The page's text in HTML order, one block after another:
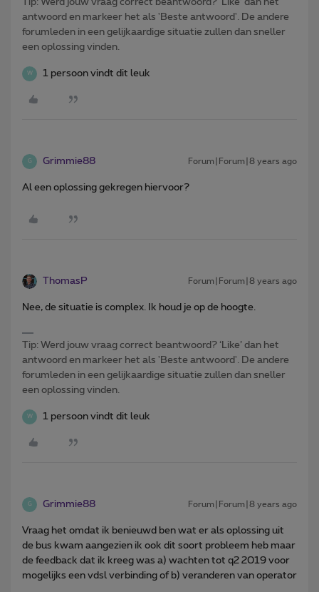
antwoord en markeer het als 'Beste antwoord'. De andere
forumleden in een gelijkaardige situatie zullen dan sneller
een oplossing vinden.
W 1 persoon vindt dit leuk
G Grimmie88 Forum|Forum|8 years ago
Al een oplossing gekregen hiervoor?
ThomasP Forum|Forum|8 years ago
Nee, de situatie is complex. Ik houd je op de hoogte.
Tip: Werd jouw vraag correct beantwoord? ‘Like’ dan het
antwoord en markeer het als 'Beste antwoord'. De andere
forumleden in een gelijkaardige situatie zullen dan sneller
een oplossing vinden.
W 1 persoon vindt dit leuk
G Grimmie88 Forum|Forum|8 years ago
Vraag het omdat ik benieuwd ben wat er als oplossing uit
de bus kwam aangezien ik ook dit soort probleem heb maar
de feedback dat ik kreeg was a) wachten tot q2 2019 voor
mogelijks een vdsl verbinding of b) veranderen van operator